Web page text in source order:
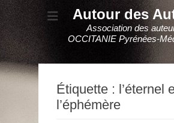
Autour des
Association des
OCCITANIE Pyrénées-
Étiquette : l’éternel
l’éphémère